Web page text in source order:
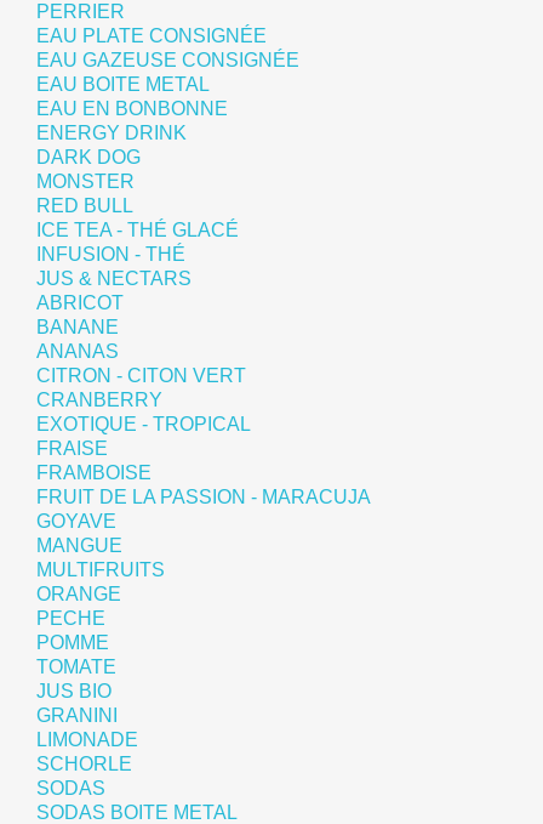
PERRIER
EAU PLATE CONSIGNÉE
EAU GAZEUSE CONSIGNÉE
EAU BOITE METAL
EAU EN BONBONNE
ENERGY DRINK
DARK DOG
MONSTER
RED BULL
ICE TEA - THÉ GLACÉ
INFUSION - THÉ
JUS & NECTARS
ABRICOT
BANANE
ANANAS
CITRON - CITON VERT
CRANBERRY
EXOTIQUE - TROPICAL
FRAISE
FRAMBOISE
FRUIT DE LA PASSION - MARACUJA
GOYAVE
MANGUE
MULTIFRUITS
ORANGE
PECHE
POMME
TOMATE
JUS BIO
GRANINI
LIMONADE
SCHORLE
SODAS
SODAS BOITE METAL